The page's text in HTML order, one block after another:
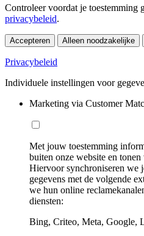
Controleer voordat je toestemming
privacybeleid.
Accepteren Alleen noodzakelijke
Privacybeleid
Individuele instellingen voor
Marketing via Customer
Met jouw toestemming
buiten onze website en
Hiervoor synchroniseren we
gegevens met de volgende
we hun online
diensten:
Bing, Criteo, Meta, Google,